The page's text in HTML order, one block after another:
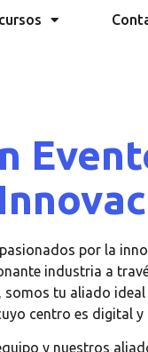
por la
industria a
tu aliado
centro es digital
y nuestros